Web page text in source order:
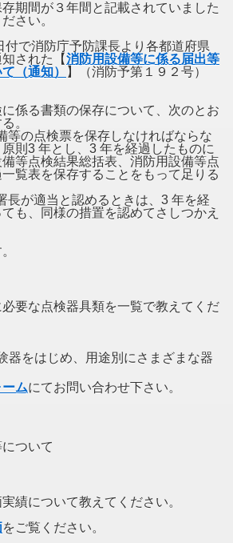
期間が３年間と記載されていました
さい。
付で消防庁予防課長より各都道府県
された【消防用設備等に係る届出等
（通知）
】（消防予第１９２号）
係る書類の保存について、次のとお
。
等の点検票を保存しなければならな
則3 年とし、3 年を経過したものに
等点検結果総括表、消防用設備等点
覧表を保存することをもって足りる
長が適当と認めるときは、3 年を経
も、同様の措置を認めてさしつかえ
要な点検器具類を一覧で教えてくだ
器をはじめ、用途別にさまざまな器
ムにてお問い合わせ下さい。
ついて
績について教えてください。
をご覧ください。